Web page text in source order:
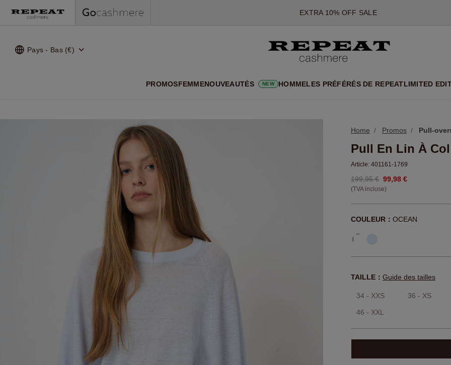
*CETTE OFFRE EST VALABLE JUSQU'AU 12 AOÛT 2026
*NON VALABLE SUR LIMITED EDITION
*EXCEPTIONS PEUVENT S'APPLIQUER
NOUVEAUTÉS EN CACHEMIRE
EXTRA 10% OFF SALE
Pays - Bas (€)
PROMOSFEMMENOUVEAUTÉS NEW HOMMELES PRÉFÉRÉS DE REPEATLIMITED
Home Promos Pull-
Pull En Lin À
Article: 401161-1769
199,95 € 99,98 €
(TVA incluse)
COULEUR： OCEAN
TAILLE： Guide des tailles
34 - XXS 36 - XS
46 - XXL